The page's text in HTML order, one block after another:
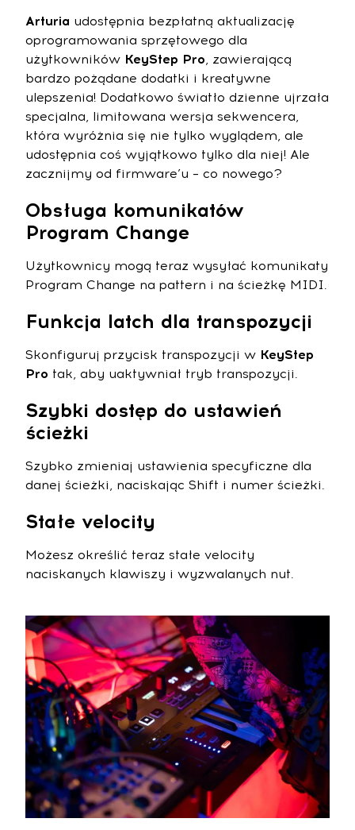
Arturia udostępnia bezpłatną aktualizację
oprogramowania sprzętowego dla
użytkowników KeyStep Pro , zawierającą
bardzo pożądane dodatki i kreatywne
ulepszenia! Dodatkowo światło dzienne ujrzała
specjalna, limitowana wersja sekwencera,
która wyróżnia się nie tylko wyglądem, ale
udostępnia coś wyjątkowo tylko dla niej! Ale
zacznijmy od firmware’u – co nowego?
Obsługa komunikatów
Program Change
Użytkownicy mogą teraz wysyłać komunikaty
Program Change na pattern i na ścieżkę MIDI.
Funkcja latch dla transpozycji
Skonfiguruj przycisk transpozycji w KeyStep
Pro tak, aby uaktywniał tryb transpozycji.
Szybki dostęp do ustawień
ścieżki
Szybko zmieniaj ustawienia specyficzne dla
danej ścieżki, naciskając Shift i numer ścieżki.
Stałe velocity
Możesz określić teraz stałe velocity
naciskanych klawiszy i wyzwalanych nut.